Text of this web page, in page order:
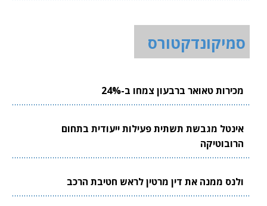
סמיקונדקטורס
מכירות טאואר ברבעון צמחו ב-24%
אינטל מגבשת תשתית פעילות ייעודית בתחום
הרובוטיקה
ולנס ממנה את דין מרטין לראש חטיבת הרכב